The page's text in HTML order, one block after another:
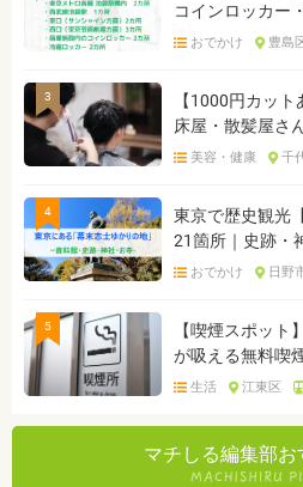
コインロッカー
おでかけ 豊島
3
【1000円カッ
床屋・散髪屋さ
美容・健康 千
4
東京で歴史観光
21箇所｜史跡・
おでかけ 日野
5
【喫煙スポット
が吸える無料喫
生活 江東区
マチしる編集部